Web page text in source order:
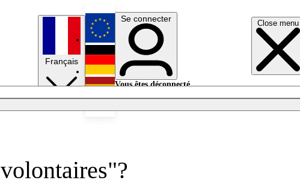
Close menu
Français
English
Deutsch
Se connecter
Vous êtes déconnecté.